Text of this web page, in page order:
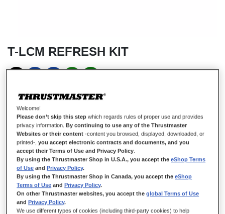
T-LCM REFRESH KIT
EN STOCK
Kit de réparation T-LCM
Kit de réparation pour pédaliers T-LCM.
Ce kit contient plusieurs éléments vous permettant un
remplacement des éléments d'origine du T-LCM et augmenter la
durée de vie de votre équipement Thrustmaster.
CONTENU DE LA BOITE
1x Tête de maintien supérieur
1x Ressort d'accélérateur
Welcome!
Please don’t skip this step which regards rules of proper use and provides
privacy information.By continuing to use any of the Thrustmaster
Websites or their content -content you browsed, displayed, downloaded, or
printed-,you accept electronic contracts and documents, and you
accept their Terms of Use and Privacy Policy
By using the Thrustmaster Shop in U.S.A., you accept theeShop Terms
of Use andPrivacy Policy.
By using the Thrustmaster Shop in Canada, you accept theeShop
Terms of Use andPrivacy Policy.
On other Thrustmaster websites, you accept theglobal Terms of Use
andPrivacy Policy.
We use different types of cookies (including third-party cookies) to help